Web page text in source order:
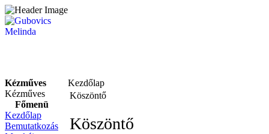
Kézműves
Kézműves
Főmenü
Kezdőlap
Bemutatkozás
Kezdőlap
Köszöntő
Köszöntő